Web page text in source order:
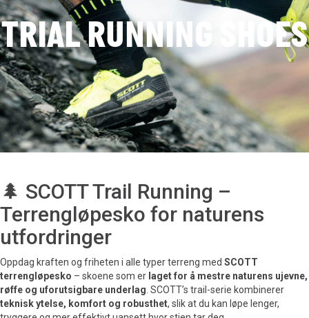
TRIAL RUNNING SHOES
🌲 SCOTT Trail Running –
Terrengløpesko for naturens
utfordringer
Oppdag kraften og friheten i alle typer terreng med SCOTT
terrengløpesko – skoene som er laget for å mestre naturens ujevne,
røffe og uforutsigbare underlag . SCOTT’s trail-serie kombinerer
teknisk ytelse, komfort og robusthet, slik at du kan løpe lenger,